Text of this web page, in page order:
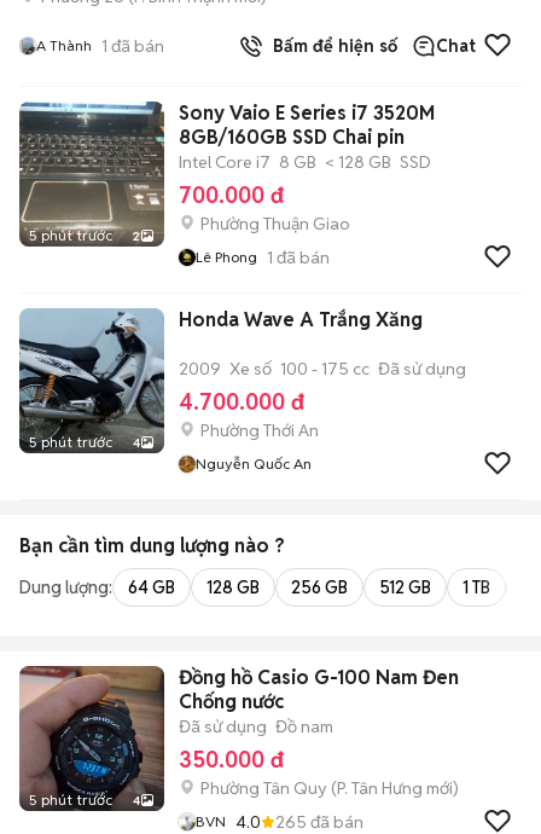
A Thành 1 đã bán Bấm để hiện số Chat
5 phút trước 2
Sony Vaio E Series i7 3520M
8GB/160GB SSD Chai pin
Intel Core i7 8 GB < 128 GB SSD
700.000 đ
Phường Thuận Giao
Lê Phong 1 đã bán
5 phút trước 4
Honda Wave A Trắng Xăng
2009 Xe số 100 - 175 cc Đã sử dụng
4.700.000 đ
Phường Thới An
Nguyễn Quốc An
Bạn cần tìm dung lượng nào ?
Dung lượng: 64 GB 128 GB 256 GB 512 GB 1 TB
5 phút trước 4
Đồng hồ Casio G-100 Nam Đen
Chống nước
Đã sử dụng Đồ nam
350.000 đ
Phường Tân Quy (P. Tân Hưng mới)
BVN 4.0 265 đã bán